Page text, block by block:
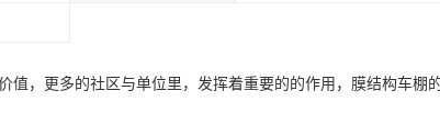
，更多的社区与单位里，发挥着重要的的作用，膜结构车棚的